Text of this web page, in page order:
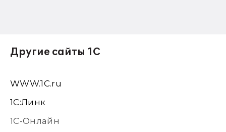
Другие сайты 1С
WWW.1С.ru
1С:Линк
1С-Онлайн